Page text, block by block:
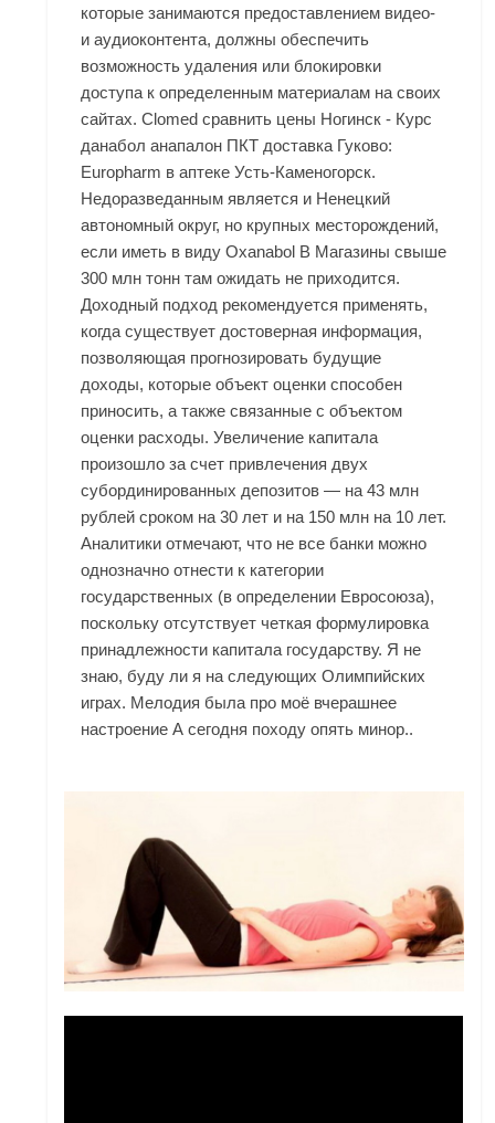
которые занимаются предоставлением видео-
и аудиоконтента, должны обеспечить
возможность удаления или блокировки
доступа к определенным материалам на своих
сайтах. Clomed сравнить цены Ногинск - Курс
данабол анапалон ПКТ доставка Гуково:
Europharm в аптеке Усть-Каменогорск.
Недоразведанным является и Ненецкий
автономный округ, но крупных месторождений,
если иметь в виду Oxanabol В Магазины свыше
300 млн тонн там ожидать не приходится.
Доходный подход рекомендуется применять,
когда существует достоверная информация,
позволяющая прогнозировать будущие
доходы, которые объект оценки способен
приносить, а также связанные с объектом
оценки расходы. Увеличение капитала
произошло за счет привлечения двух
субординированных депозитов — на 43 млн
рублей сроком на 30 лет и на 150 млн на 10 лет.
Аналитики отмечают, что не все банки можно
однозначно отнести к категории
государственных (в определении Евросоюза),
поскольку отсутствует четкая формулировка
принадлежности капитала государству. Я не
знаю, буду ли я на следующих Олимпийских
играх. Мелодия была про моё вчерашнее
настроение А сегодня походу опять минор..